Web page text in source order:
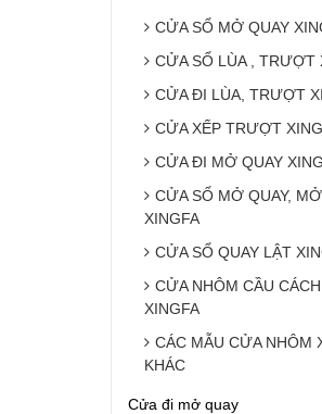
CỬA SỔ MỞ QUAY
CỬA SỔ LÙA , TRƯỢT
CỬA ĐI LÙA, TRƯỢT
CỬA XẾP TRƯỢT
CỬA ĐI MỞ QUAY
CỬA SỔ MỞ QUAY,
XINGFA
CỬA SỔ QUAY LẬT
CỬA NHÔM CẦU
XINGFA
CÁC MẪU CỬA NHÔM
KHÁC
Cửa đi mở quay